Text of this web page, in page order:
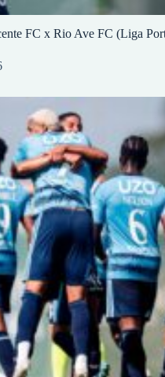
FC x Rio Ave FC (Liga